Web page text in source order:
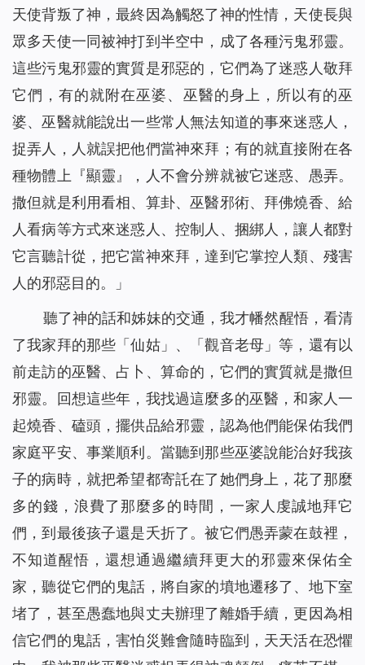
天使背叛了神，最終因為觸怒了神的性情，天使長與
眾多天使一同被神打到半空中，成了各種污鬼邪靈。
這些污鬼邪靈的實質是邪惡的，它們為了迷惑人敬拜
它們，有的就附在巫婆、巫醫的身上，所以有的巫
婆、巫醫就能說出一些常人無法知道的事來迷惑人，
捉弄人，人就誤把他們當神來拜；有的就直接附在各
種物體上『顯靈』，人不會分辨就被它迷惑、愚弄。
撒但就是利用看相、算卦、巫醫邪術、拜佛燒香、給
人看病等方式來迷惑人、控制人、捆綁人，讓人都對
它言聽計從，把它當神來拜，達到它掌控人類、殘害
人的邪惡目的。」
聽了神的話和姊妹的交通，我才幡然醒悟，看清
了我家拜的那些「仙姑」、「觀音老母」等，還有以
前走訪的巫醫、占卜、算命的，它們的實質就是撒但
邪靈。回想這些年，我找過這麼多的巫醫，和家人一
起燒香、磕頭，擺供品給邪靈，認為他們能保佑我們
家庭平安、事業順利。當聽到那些巫婆說能治好我孩
子的病時，就把希望都寄託在了她們身上，花了那麼
多的錢，浪費了那麼多的時間，一家人虔誠地拜它
們，到最後孩子還是夭折了。被它們愚弄蒙在鼓裡，
不知道醒悟，還想通過繼續拜更大的邪靈來保佑全
家，聽從它們的鬼話，將自家的墳地遷移了、地下室
堵了，甚至愚蠢地與丈夫辦理了離婚手續，更因為相
信它們的鬼話，害怕災難會隨時臨到，天天活在恐懼